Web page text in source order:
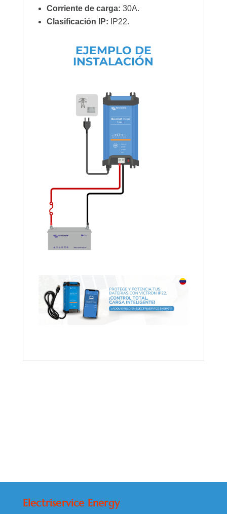
Corriente de carga: 30A.
Clasificación IP: IP22.
EJEMPLO DE
INSTALACIÓN
Electriservice Energy